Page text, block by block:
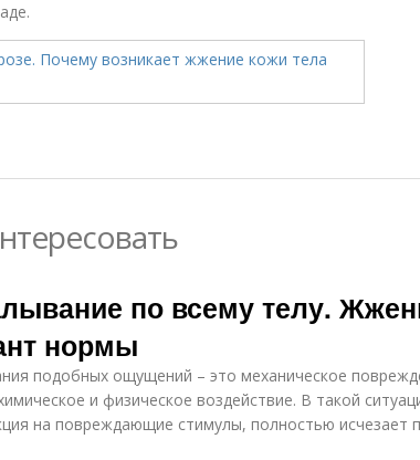
по всему телу.
нормы
подобных ощущений – это механическое
и физическое воздействие. В такой
на повреждающие стимулы, полностью исчезает